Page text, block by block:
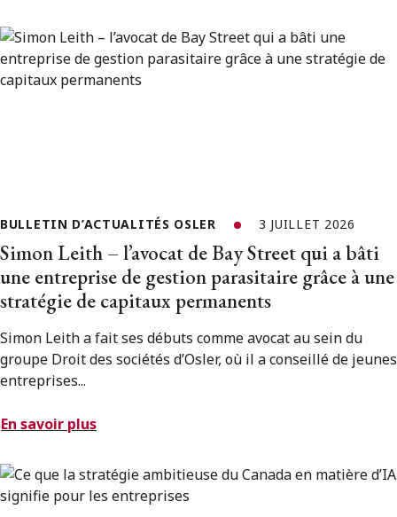
BULLETIN D’ACTUALITÉS OSLER 3 JUILLET 2026
Simon Leith – l’avocat de Bay Street qui a bâti
une entreprise de gestion parasitaire grâce à une
stratégie de capitaux permanents
Simon Leith a fait ses débuts comme avocat au sein du
groupe Droit des sociétés d’Osler, où il a conseillé de jeunes
entreprises...
En savoir plus